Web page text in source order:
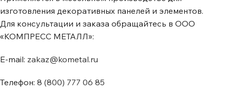
изготовления декоративных панелей и элементов.
Для консультации и заказа обращайтесь в ООО
«КОМПРЕСС МЕТАЛЛ»:
E-mail: zakaz@kometal.ru
Телефон: 8 (800) 777 06 85